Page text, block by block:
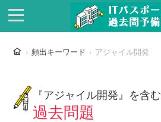
ホーム
頻出キーワード アジャイル開発
『アジャイル開発』を含む
過去問題